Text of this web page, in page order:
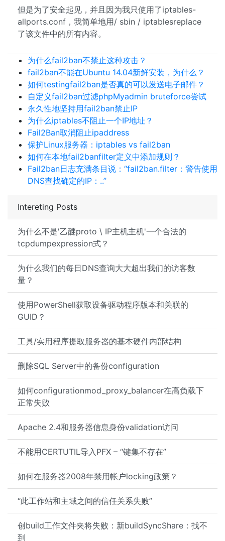
Intereting Posts
为什么不是'乙醚proto \ IP主机主机'一个合法的
tcpdumpexpression式？
为什么我们的每日DNS查询大大超出我们的访客数
量？
使用PowerShell获取设备驱动程序版本和关联的
GUID？
工具/实用程序提取服务器的基本硬件内部结构
删除SQL Server中的备份configuration
如何configurationmod_proxy_balancer在高负载下
正常失败
Apache 2.4和服务器信息身份validation访问
不能用CERTUTIL导入PFX – “键集不存在”
如何在服务器2008年禁用帐户locking政策？
“此工作站和主域之间的信任关系失败”
创build工作文件夹将失败：新buildSyncShare：找不
到
但是为了安全起见，并且因为我只使用了iptables-
allports.conf，我简单地用/ sbin / iptablesreplace
了该文件中的所有内容。
为什么fail2ban不禁止这种攻击？
fail2ban不能在Ubuntu 14.04新鲜安装，为什么？
如何testingfail2ban是否真的可以发送电子邮件？
自定义fail2ban过滤phpMyadmin bruteforce尝试
永久性地坚持用fail2ban禁止IP
为什么iptables不阻止一个IP地址？
Fail2Ban取消阻止ipaddress
保护Linux服务器：iptables vs fail2ban
如何在本地fail2banfilter定义中添加规则？
Fail2ban日志充满条目说：“fail2ban.filter：警告使用
DNS查找确定的IP：..”